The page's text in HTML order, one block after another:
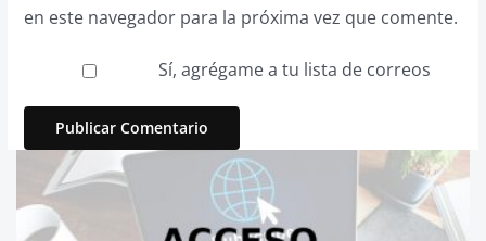
en este navegador para la próxima vez que comente.
Sí, agrégame a tu lista de correos